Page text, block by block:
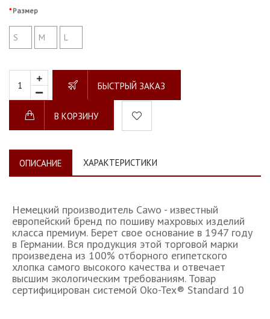
Размер
S M L
БЫСТРЫЙ ЗАКАЗ
В КОРЗИНУ
ОПИСАНИЕ ХАРАКТЕРИСТИКИ
Немецкий производитель Cawo - известный
европейский бренд по пошиву махровых изделий
класса премиум. Берет свое основание в 1947 году
в Германии. Вся продукция этой торговой марки
произведена из 100% отборного египетского
хлопка самого высокого качества и отвечает
высшим экологическим требованиям. Товар
сертифицирован системой Oko-Tex® Standard 10